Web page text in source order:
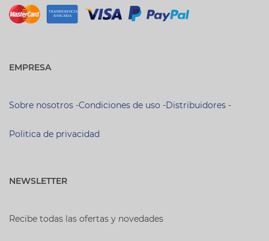
EMPRESA
Sobre nosotros -Condiciones de uso -Distribuidores -
Politica de privacidad
NEWSLETTER
Recibe todas las ofertas y novedades